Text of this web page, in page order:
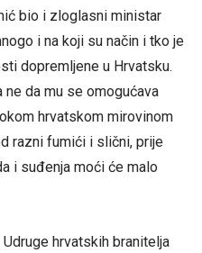
bio i zloglasni ministar
i na koji su način i tko je
dopremljene u Hrvatsku.
da mu se omogućava
hrvatskom mirovinom
razni fumići i slični, prije
i suđenja moći će malo
hrvatskih branitelja